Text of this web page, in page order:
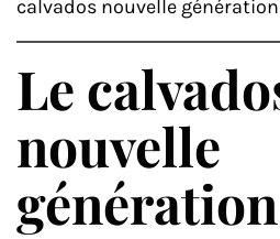
calvados nouvelle génération
Le
nouvelle
génération